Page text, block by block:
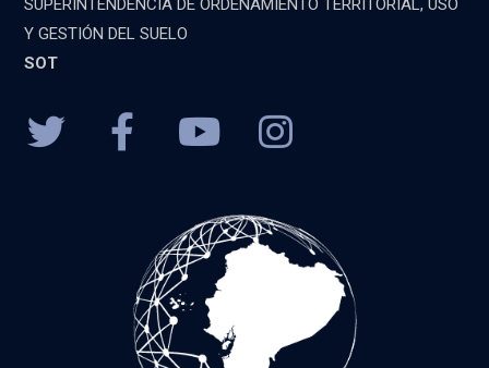
SUPERINTENDENCIA DE ORDENAMIENTO TERRITORIAL, USO
Y GESTIÓN DEL SUELO
SOT